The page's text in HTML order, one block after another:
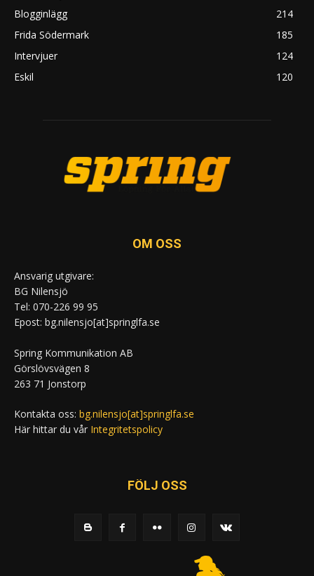
Blogginlägg
214
Frida Södermark
185
Intervjuer
124
Eskil
120
OM OSS
Ansvarig utgivare:
BG Nilensjö
Tel: 070-226 99 95
Epost: bg.nilensjo[at]springlfa.se
Spring Kommunikation AB
Görslövsvägen 8
263 71 Jonstorp
Kontakta oss: bg.nilensjo[at]springlfa.se
Här hittar du vår Integritetspolicy
FÖLJ OSS